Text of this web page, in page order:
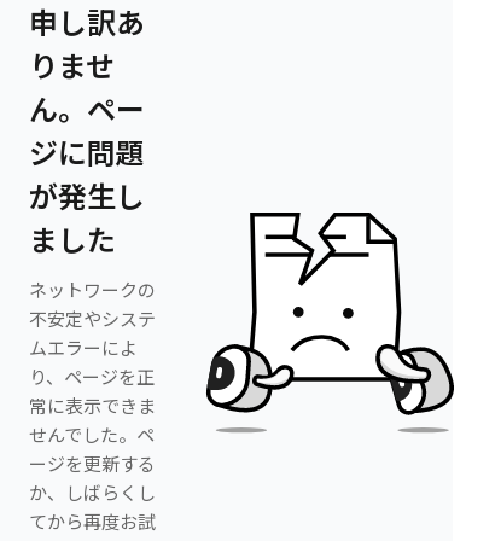
申し訳あ
りませ
ん。ペー
ジに問題
が発生し
ました
ネットワークの
不安定やシステ
ムエラーによ
り、ページを正
常に表示できま
せんでした。ペ
ージを更新する
か、しばらくし
てから再度お試